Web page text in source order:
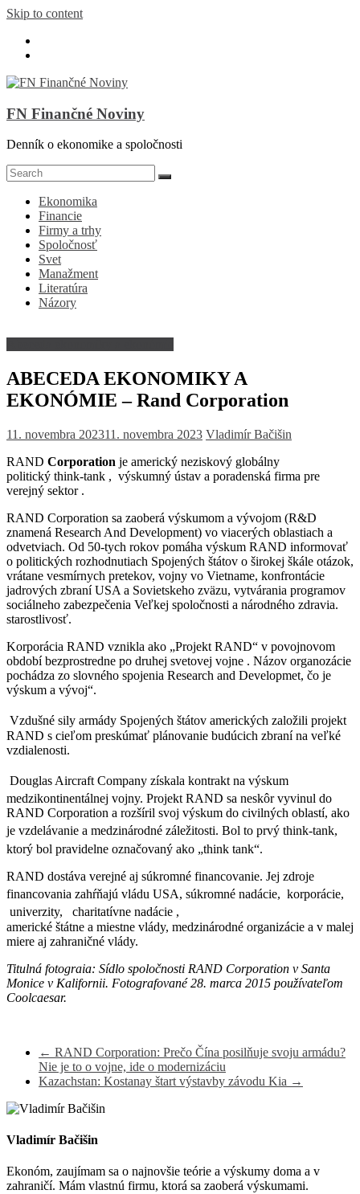
Skip to content
FN Finančné Noviny
Denník o ekonomike a spoločnosti
Ekonomika
Financie
Firmy a trhy
Spoločnosť
Svet
Manažment
Literatúra
Názory
ABECEDA EKONOMIKY A
EKONÓMIE – Rand Corporation
11. novembra 202311. novembra 2023 Vladimír Bačišin
RAND Corporation je americký neziskový globálny
politický think-tank , výskumný ústav a poradenská firma pre
verejný sektor .
RAND Corporation sa zaoberá výskumom a vývojom (R&D
znamená Research And Development) vo viacerých oblastiach a
odvetviach. Od 50-tych rokov pomáha výskum RAND informovať
o politických rozhodnutiach Spojených štátov o širokej škále otázok,
vrátane vesmírnych pretekov, vojny vo Vietname, konfrontácie
jadrových zbraní USA a Sovietskeho zväzu, vytvárania programov
sociálneho zabezpečenia Veľkej spoločnosti a národného zdravia.
starostlivosť.
Korporácia RAND vznikla ako „Projekt RAND“ v povojnovom
období bezprostredne po druhej svetovej vojne . Názov organozácie
pochádza zo slovného spojenia Research and Developmet, čo je
výskum a vývoj“.
Vzdušné sily armády Spojených štátov amerických založili projekt
RAND s cieľom preskúmať plánovanie budúcich zbraní na veľké
vzdialenosti.
Douglas Aircraft Company získala kontrakt na výskum
medzikontinentálnej vojny. Projekt RAND sa neskôr vyvinul do
RAND Corporation a rozšíril svoj výskum do civilných oblastí, ako
je vzdelávanie a medzinárodné záležitosti. Bol to prvý think-tank,
ktorý bol pravidelne označovaný ako „think tank“.
RAND dostáva verejné aj súkromné ​​financovanie. Jej zdroje
financovania zahŕňajú vládu USA, súkromné ​​nadácie, korporácie,
univerzity,
charitatívne nadácie ,
americké štátne a miestne vlády, medzinárodné organizácie a v malej
miere aj zahraničné vlády.
Titulná fotograia: Sídlo spoločnosti RAND Corporation v Santa
Monice v Kalifornii. Fotografované 28. marca 2015 používateľom
Coolcaesar.
← RAND Corporation: Prečo Čína posilňuje svoju armádu?
Nie je to o vojne, ide o modernizáciu
Kazachstan: Kostanay štart výstavby závodu Kia →
Vladimír Bačišin
Ekonóm, zaujímam sa o najnovšie teórie a výskumy doma a v
zahraničí. Mám vlastnú firmu, ktorá sa zaoberá výskumami.